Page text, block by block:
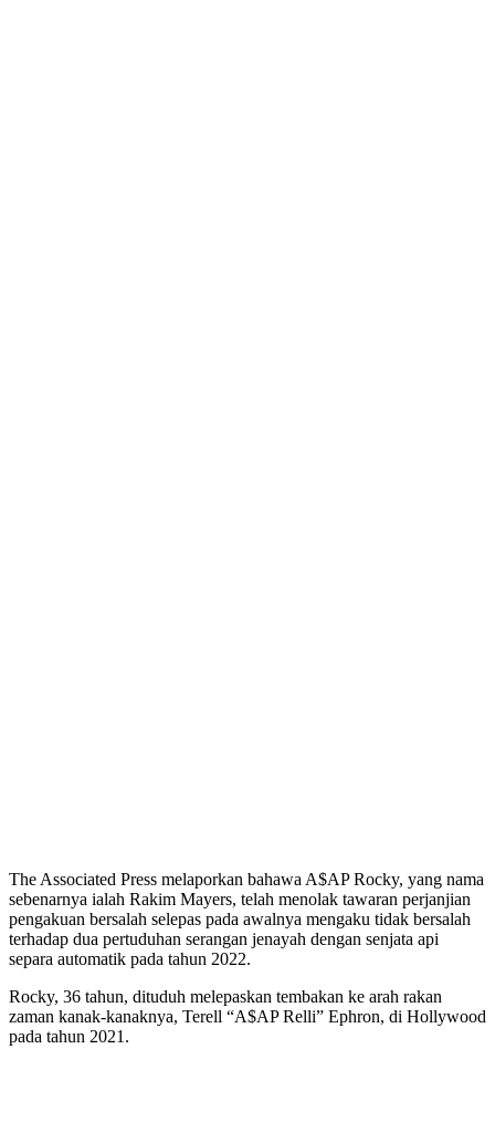
The Associated Press melaporkan bahawa A$AP Rocky, yang nama
sebenarnya ialah Rakim Mayers, telah menolak tawaran perjanjian
pengakuan bersalah selepas pada awalnya mengaku tidak bersalah
terhadap dua pertuduhan serangan jenayah dengan senjata api
separa automatik pada tahun 2022.
Rocky, 36 tahun, dituduh melepaskan tembakan ke arah rakan
zaman kanak-kanaknya, Terell “A$AP Relli” Ephron, di Hollywood
pada tahun 2021.